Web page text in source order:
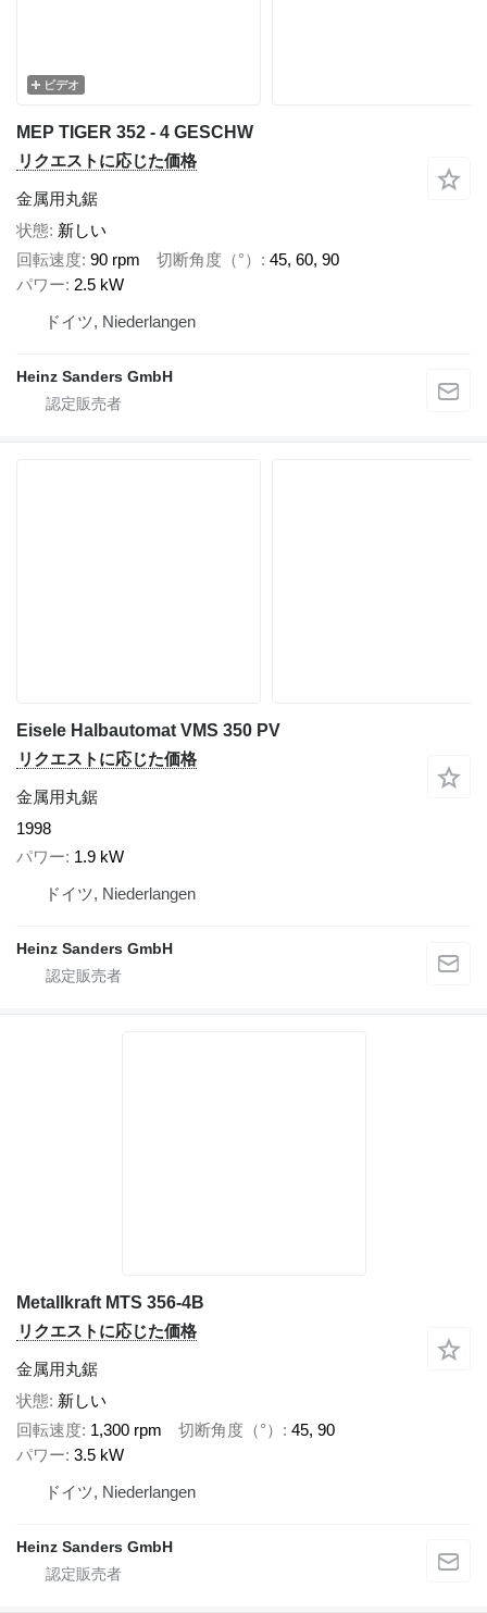
ビデオ
MEP TIGER 352 - 4 GESCHW
リクエストに応じた価格
金属用丸鋸
状態 新しい
回転速度 90 rpm 切断角度（°）
45, 60, 90
パワー 2.5 kW
ドイツ, Niederlangen
Heinz Sanders GmbH
Eisele Halbautomat VMS 350 PV
リクエストに応じた価格
金属用丸鋸
1998
パワー 1.9 kW
ドイツ, Niederlangen
Heinz Sanders GmbH
Metallkraft MTS 356-4B
リクエストに応じた価格
金属用丸鋸
状態 新しい
回転速度 1,300 rpm 切断角度（°）
45, 90
パワー 3.5 kW
ドイツ, Niederlangen
Heinz Sanders GmbH